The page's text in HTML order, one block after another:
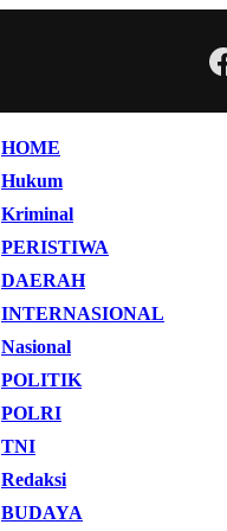
HOME
Hukum
Kriminal
PERISTIWA
DAERAH
INTERNASIONAL
Nasional
POLITIK
POLRI
TNI
Redaksi
BUDAYA